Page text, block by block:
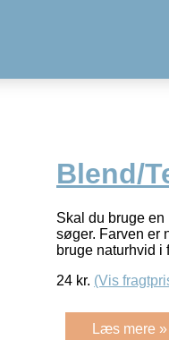
Blend/
Skal du bruge
søger. Farven er
bruge naturhvid i
24 kr. (Vis
Læs mere »